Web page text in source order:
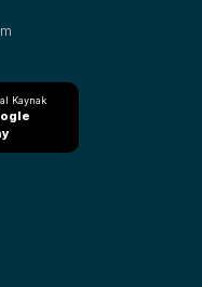
Kaynak